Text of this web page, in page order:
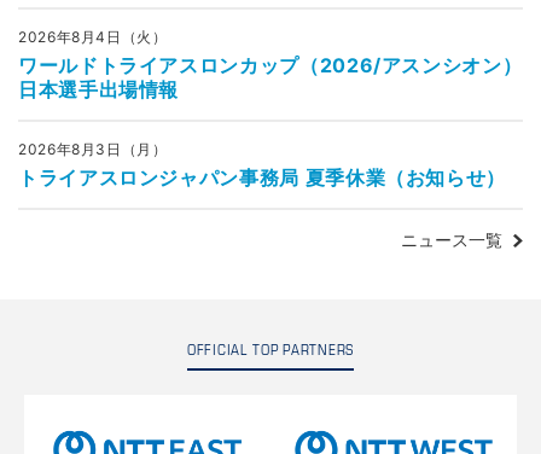
2026年8月4日（火）
ワールドトライアスロンカップ（2026/アスンシオン）
日本選手出場情報
2026年8月3日（月）
トライアスロンジャパン事務局 夏季休業（お知らせ）
ニュース一覧
OFFICIAL TOP PARTNERS